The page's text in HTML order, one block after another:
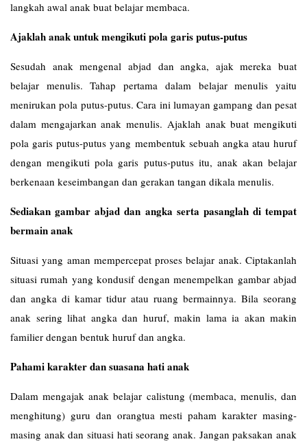
langkah awal anak buat belajar membaca.
Ajaklah anak untuk mengikuti pola garis putus-putus
Sesudah anak mengenal abjad dan angka, ajak mereka buat
belajar menulis. Tahap pertama dalam belajar menulis yaitu
menirukan pola putus-putus. Cara ini lumayan gampang dan pesat
dalam mengajarkan anak menulis. Ajaklah anak buat mengikuti
pola garis putus-putus yang membentuk sebuah angka atau huruf
dengan mengikuti pola garis putus-putus itu, anak akan belajar
berkenaan keseimbangan dan gerakan tangan dikala menulis.
Sediakan gambar abjad dan angka serta pasanglah di tempat
bermain anak
Situasi yang aman mempercepat proses belajar anak. Ciptakanlah
situasi rumah yang kondusif dengan menempelkan gambar abjad
dan angka di kamar tidur atau ruang bermainnya. Bila seorang
anak sering lihat angka dan huruf, makin lama ia akan makin
familier dengan bentuk huruf dan angka.
Pahami karakter dan suasana hati anak
Dalam mengajak anak belajar calistung (membaca, menulis, dan
menghitung) guru dan orangtua mesti paham karakter masing-
masing anak dan situasi hati seorang anak. Jangan paksakan anak